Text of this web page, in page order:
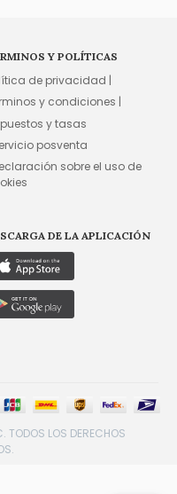
Y POLÍTICAS
de privacidad |
y condiciones |
y tasas
posventa
sobre el uso de
DE LA APLICACIÓN
LOS DERECHOS